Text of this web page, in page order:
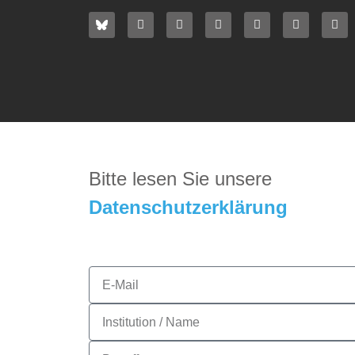
Bitte lesen Sie unsere
Datenschutzerklärung